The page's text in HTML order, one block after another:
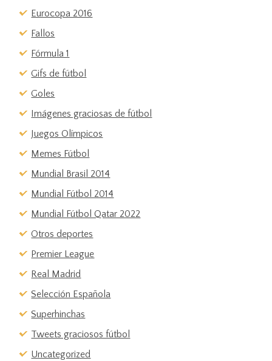
Eurocopa 2016
Fallos
Fórmula 1
Gifs de fútbol
Goles
Imágenes graciosas de fútbol
Juegos Olímpicos
Memes Fútbol
Mundial Brasil 2014
Mundial Fútbol 2014
Mundial Fútbol Qatar 2022
Otros deportes
Premier League
Real Madrid
Selección Española
Superhinchas
Tweets graciosos fútbol
Uncategorized